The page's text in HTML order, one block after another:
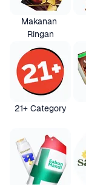
Makanan
Ringan
21+ Category